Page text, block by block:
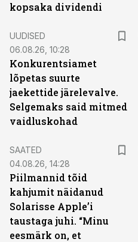
kopsaka dividendi
UUDISED
06.08.26, 10:28
Konkurentsiamet
lõpetas suurte
jaekettide järelevalve.
Selgemaks said mitmed
vaidluskohad
SAATED
04.08.26, 14:28
Piilmannid tõid
kahjumit näidanud
Solarisse Apple’i
taustaga juhi. “Minu
eesmärk on, et